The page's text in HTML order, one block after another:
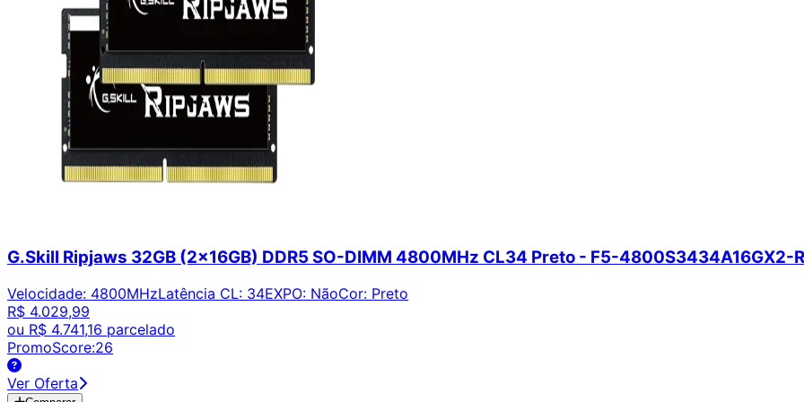
G.Skill Ripjaws 32GB (2x16GB) DDR5 SO-DIMM 4800MHz CL34 Preto - F5-4800S3434A16GX2-
Velocidade: 4800MHzLatência CL: 34EXPO: NãoCor: Preto
R$ 4.029,99
ou R$ 4.741,16 parcelado
PromoScore:26
Ver Oferta